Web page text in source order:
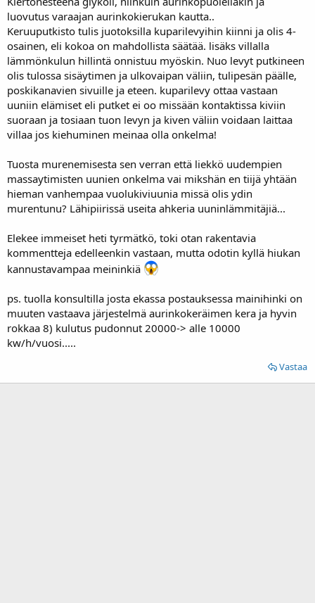
luovutus varaajan aurinkokierukan kautta..
Keruuputkisto tulis juotoksilla kuparilevyihin kiinni ja olis 4-
osainen, eli kokoa on mahdollista säätää. lisäks villalla
lämmönkulun hillintä onnistuu myöskin. Nuo levyt putkineen
olis tulossa sisäytimen ja ulkovaipan väliin, tulipesän päälle,
poskikanavien sivuille ja eteen. kuparilevy ottaa vastaan
uuniin elämiset eli putket ei oo missään kontaktissa kiviin
suoraan ja tosiaan tuon levyn ja kiven väliin voidaan laittaa
villaa jos kiehuminen meinaa olla onkelma!
Tuosta murenemisesta sen verran että liekkö uudempien
massaytimisten uunien onkelma vai mikshän en tiijä yhtään
hieman vanhempaa vuolukiviuunia missä olis ydin
murentunu? Lähipiirissä useita ahkeria uuninlämmitäjiä...
Elekee immeiset heti tyrmätkö, toki otan rakentavia
kommentteja edelleenkin vastaan, mutta odotin kyllä hiukan
kannustavampaa meininkiä
ps. tuolla konsultilla josta ekassa postauksessa mainihinki on
muuten vastaava järjestelmä aurinkokeräimen kera ja hyvin
rokkaa 8) kulutus pudonnut 20000-> alle 10000
kw/h/vuosi.....
Vastaa